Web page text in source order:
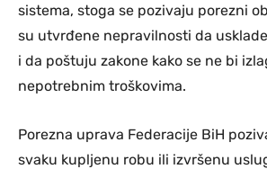
sistema, stoga se pozivaju porezni
su utvrđene nepravilnosti da
i da poštuju zakone kako se ne bi
nepotrebnim troškovima.
Porezna uprava Federacije BiH
svaku kupljenu robu ili izvršenu